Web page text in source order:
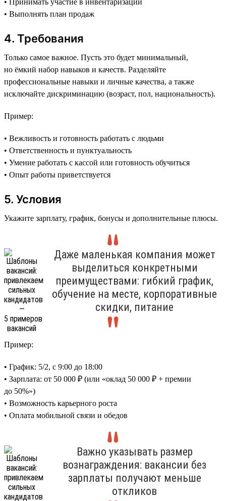
• Выполнять план продаж
4. Требования
Только самое важное. Пусть это будет минимальный,
но ёмкий набор навыков и качеств. Разделяйте
профессиональные навыки и личные качества, а также
исключайте дискриминацию (возраст, пол, национальность).
Пример:
• Вежливость и готовность работать с людьми
• Ответственность и пунктуальность
• Умение работать с кассой или готовность обучиться
• Опыт работы приветствуется
5. Условия
Укажите зарплату, график, бонусы и дополнительные плюсы.
Даже маленькая компания может
выделиться конкретными
преимуществами: гибкий график,
обучение на месте, корпоративные
скидки, питание
Пример:
• График: 5/2, с 9:00 до 18:00
• Зарплата: от 50 000 ₽ (или «оклад 50 000 ₽ + премии
до 50%»)
• Возможность карьерного роста
• Оплата мобильной связи и обедов
Важно указывать размер
вознаграждения: вакансии без
зарплаты получают меньше
откликов